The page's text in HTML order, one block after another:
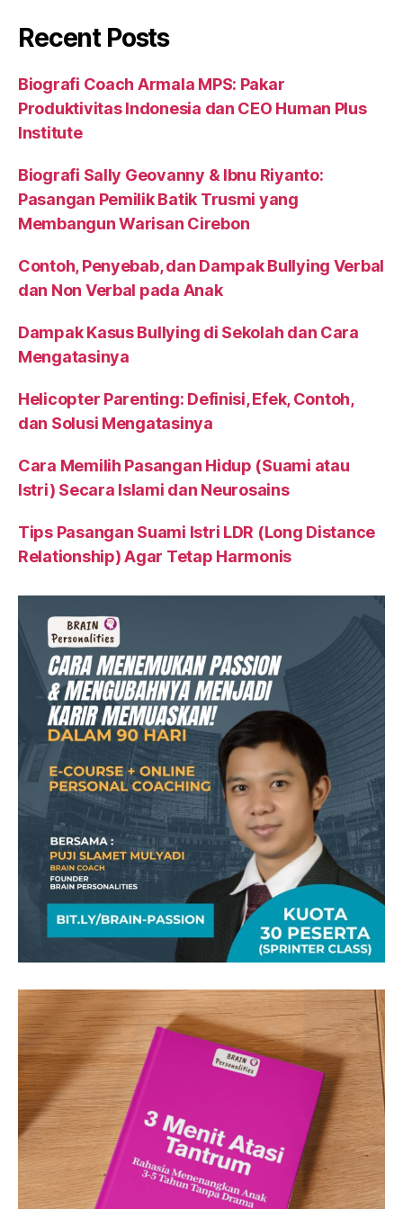
Recent Posts
Biografi Coach Armala MPS: Pakar
Produktivitas Indonesia dan CEO Human Plus
Institute
Biografi Sally Geovanny & Ibnu Riyanto:
Pasangan Pemilik Batik Trusmi yang
Membangun Warisan Cirebon
Contoh, Penyebab, dan Dampak Bullying Verbal
dan Non Verbal pada Anak
Dampak Kasus Bullying di Sekolah dan Cara
Mengatasinya
Helicopter Parenting: Definisi, Efek, Contoh,
dan Solusi Mengatasinya
Cara Memilih Pasangan Hidup (Suami atau
Istri) Secara Islami dan Neurosains
Tips Pasangan Suami Istri LDR (Long Distance
Relationship) Agar Tetap Harmonis